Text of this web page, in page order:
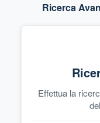
Ricerca
Effettua la